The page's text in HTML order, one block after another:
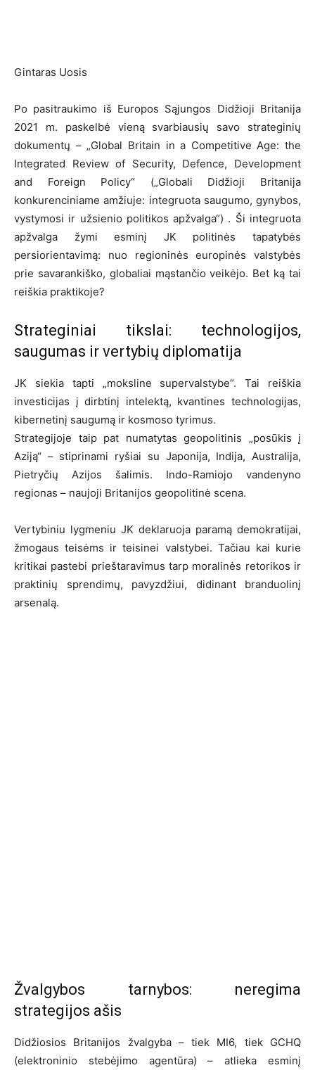
Gintaras Uosis
Po pasitraukimo iš Europos Sąjungos Didžioji Britanija
2021 m. paskelbė vieną svarbiausių savo strateginių
dokumentų – „Global Britain in a Competitive Age: the
Integrated Review of Security, Defence, Development
and Foreign Policy“ („Globali Didžioji Britanija
konkurenciniame amžiuje: integruota saugumo, gynybos,
vystymosi ir užsienio politikos apžvalga“) . Ši integruota
apžvalga žymi esminį JK politinės tapatybės
persiorientavimą: nuo regioninės europinės valstybės
prie savarankiško, globaliai mąstančio veikėjo. Bet ką tai
reiškia praktikoje?
Strateginiai tikslai: technologijos,
saugumas ir vertybių diplomatija
JK siekia tapti „moksline supervalstybe“. Tai reiškia
investicijas į dirbtinį intelektą, kvantines technologijas,
kibernetinį saugumą ir kosmoso tyrimus.
Strategijoje taip pat numatytas geopolitinis „posūkis į
Aziją“ – stiprinami ryšiai su Japonija, Indija, Australija,
Pietryčių Azijos šalimis. Indo-Ramiojo vandenyno
regionas – naujoji Britanijos geopolitinė scena.
Vertybiniu lygmeniu JK deklaruoja paramą demokratijai,
žmogaus teisėms ir teisinei valstybei. Tačiau kai kurie
kritikai pastebi prieštaravimus tarp moralinės retorikos ir
praktinių sprendimų, pavyzdžiui, didinant branduolinį
arsenalą.
Žvalgybos tarnybos: neregima
strategijos ašis
Didžiosios Britanijos žvalgyba – tiek MI6, tiek GCHQ
(elektroninio stebėjimo agentūra) – atlieka esminį